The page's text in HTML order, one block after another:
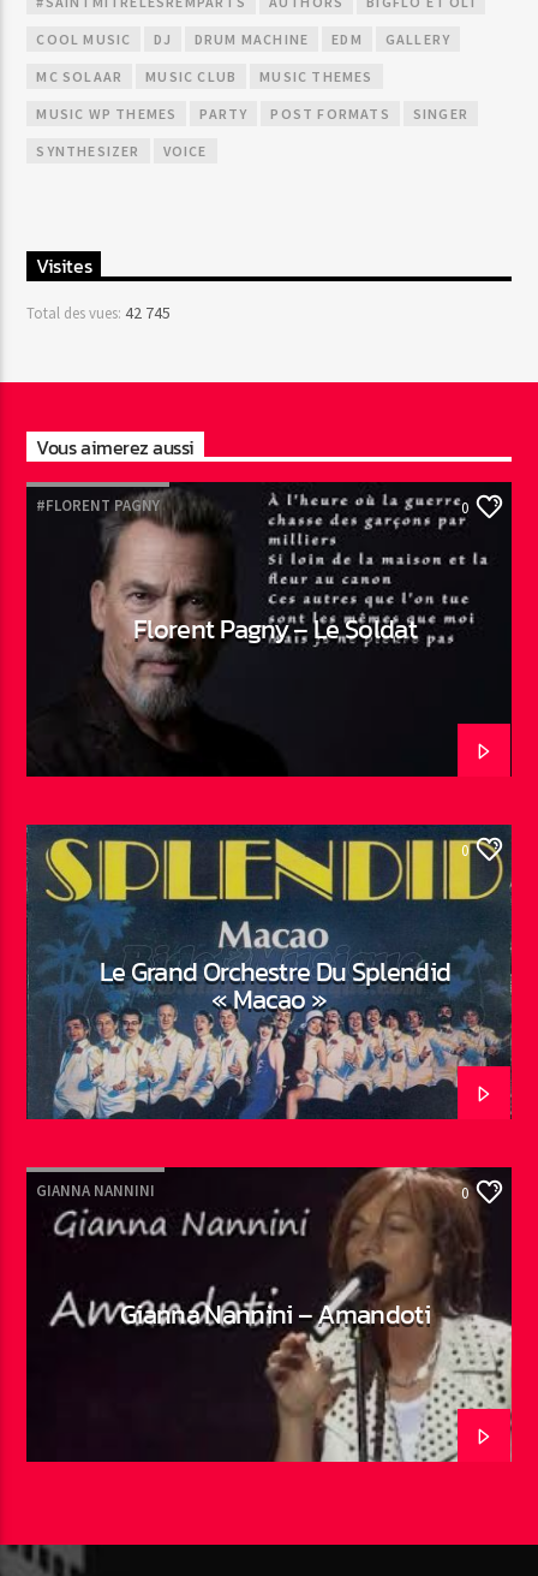
COOL MUSIC DJ DRUM MACHINE EDM GALLERY
MC SOLAAR MUSIC CLUB MUSIC THEMES
MUSIC WP THEMES PARTY POST FORMATS SINGER
SYNTHESIZER VOICE
Visites
Total des vues:42 745
Vous aimerez aussi
#FLORENT PAGNY 0
Florent Pagny – Le Soldat
0
Le Grand Orchestre Du Splendid
« Macao »
GIANNA NANNINI 0
Gianna Nannini – Amandoti